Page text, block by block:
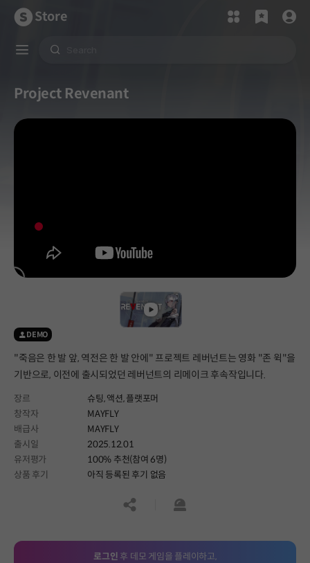
Store
Project Revenant
DEMO
"죽음은 한 발 앞, 역전은 한 발 안에" 프로젝트 레버넌트는 영화 "존 윅"을
기반으로, 이전에 출시되었던 레버넌트의 리메이크 후속작입니다.
장르 슈팅,액션,플랫포머
창작자
MAYFLY
배급사
MAYFLY
출시일
2025.12.01
유저평가
100% 추천(참여 6명)
상품 후기
아직 등록된 후기 없음
공유하기신고하기
로그인 후 데모 게임을 플레이하고,